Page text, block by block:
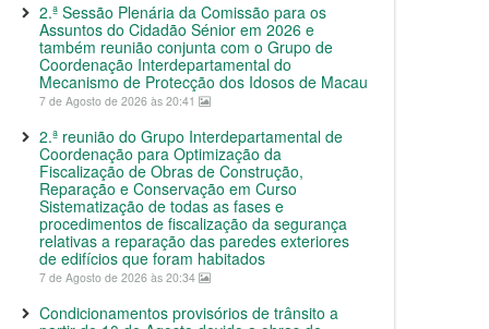
2.ª Sessão Plenária da Comissão para os
Assuntos do Cidadão Sénior em 2026 e
também reunião conjunta com o Grupo de
Coordenação Interdepartamental do
Mecanismo de Protecção dos Idosos de Macau
7 de Agosto de 2026 às 20:41
2.ª reunião do Grupo Interdepartamental de
Coordenação para Optimização da
Fiscalização de Obras de Construção,
Reparação e Conservação em Curso
Sistematização de todas as fases e
procedimentos de fiscalização da segurança
relativas a reparação das paredes exteriores
de edifícios que foram habitados
7 de Agosto de 2026 às 20:34
Condicionamentos provisórios de trânsito a